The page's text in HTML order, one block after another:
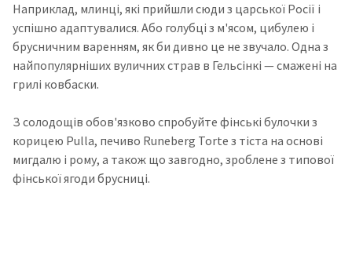
Наприклад, млинці, які прийшли сюди з царської Росії і
успішно адаптувалися. Або голубці з м'ясом, цибулею і
брусничним варенням, як би дивно це не звучало. Одна з
найпопулярніших вуличних страв в Гельсінкі — смажені на
грилі ковбаски.
З солодощів обов'язково спробуйте фінські булочки з
корицею Pulla, печиво Runeberg Torte з тіста на основі
мигдалю і рому, а також що завгодно, зроблене з типової
фінської ягоди брусниці.